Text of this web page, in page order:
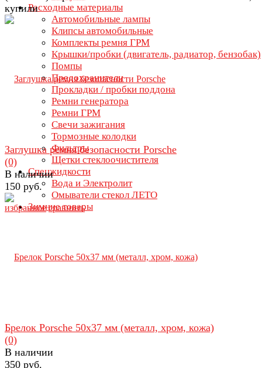
Расходные материалы
Автомобильные лампы
Клипсы автомобильные
Комплекты ремня ГРМ
Крышки/пробки (двигатель, радиатор, бензобак)
Помпы
Предохранители
Прокладки / пробки поддона
Ремни генератора
Ремни ГРМ
Свечи зажигания
Тормозные колодки
Фильтры
Щетки стеклоочистителя
Спецжидкости
Вода и Электролит
Омыватели стекол ЛЕТО
Зимние товары
купили
избранное сравнить
Заглушка ремня безопасности Porsche
(0)
В наличии
150 руб.
Брелок Porsche 50х37 мм (металл, хром, кожа)
(0)
В наличии
350 руб.